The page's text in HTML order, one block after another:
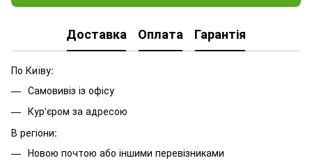
Доставка Оплата Гарантія
По Київу:
Самовивіз із офісу
Кур'єром за адресою
В регіони:
Новою почтою або іншими перевізниками